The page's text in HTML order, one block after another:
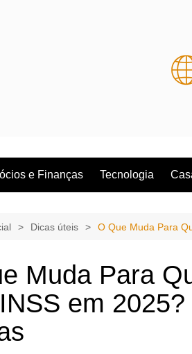
e Finanças Tecnologia
Dicas úteis O Que Muda Para
Muda Para
em